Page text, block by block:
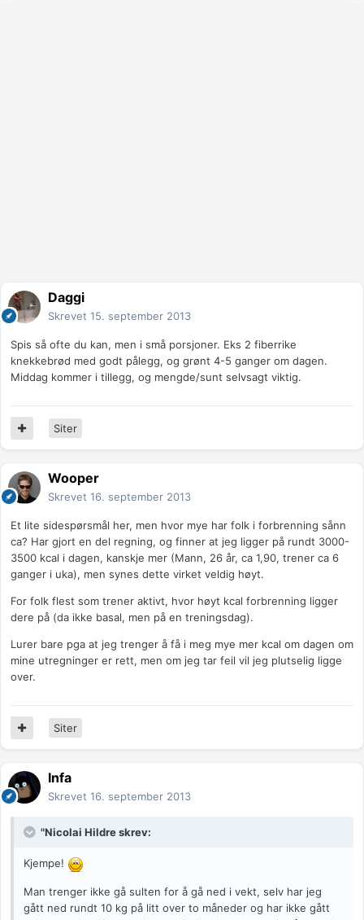
Daggi
Skrevet 15. september 2013
Spis så ofte du kan, men i små porsjoner. Eks 2 fiberrike
knekkebrød med godt pålegg, og grønt 4-5 ganger om dagen.
Middag kommer i tillegg, og mengde/sunt selvsagt viktig.
Siter
Wooper
Skrevet 16. september 2013
Et lite sidespørsmål her, men hvor mye har folk i forbrenning sånn
ca? Har gjort en del regning, og finner at jeg ligger på rundt 3000-
3500 kcal i dagen, kanskje mer (Mann, 26 år, ca 1,90, trener ca 6
ganger i uka), men synes dette virket veldig høyt.
For folk flest som trener aktivt, hvor høyt kcal forbrenning ligger
dere på (da ikke basal, men på en treningsdag).
Lurer bare pga at jeg trenger å få i meg mye mer kcal om dagen om
mine utregninger er rett, men om jeg tar feil vil jeg plutselig ligge
over.
Siter
Infa
Skrevet 16. september 2013
"Nicolai Hildre skrev:
Kjempe!
Man trenger ikke gå sulten for å gå ned i vekt, selv har jeg
gått ned rundt 10 kg på litt over to måneder og har ikke gått